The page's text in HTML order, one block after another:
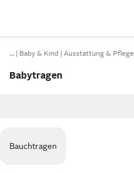
… Baby & Kind Ausstattung & Pflege
Babytragen
Bauchtragen